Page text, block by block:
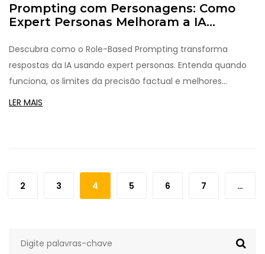
Prompting com Personagens: Como
Expert Personas Melhoram a IA
Descubra como o Role-Based Prompting transforma
respostas da IA usando expert personas. Entenda quando
funciona, os limites da precisão factual e melhores
práticas.
LER MAIS
2 3 4 5 6 7 …